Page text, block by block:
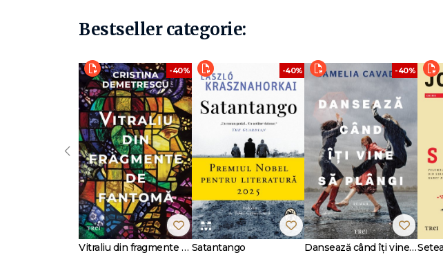
Bestseller categorie:
-40%
Vitraliu din fragmente de fantomă
-40%
Satantango
-40%
Dansează când îți vine să plângi
‹